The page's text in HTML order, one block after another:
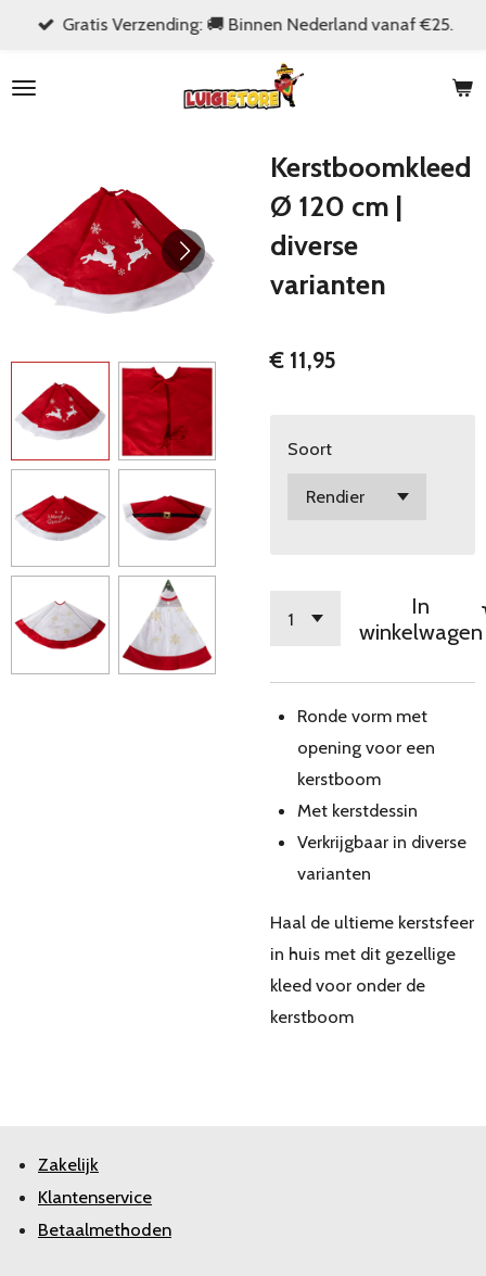
naar
Gratis Verzending: 🚚 Binnen Nederland vanaf €25.
Kerstboomkleed
Ø 120 cm |
diverse
varianten
€ 11,95
Soort
In
winkelwagen
Ronde vorm met
opening voor een
kerstboom
Met kerstdessin
Verkrijgbaar in diverse
varianten
Haal de ultieme kerstsfeer
in huis met dit gezellige
kleed voor onder de
kerstboom
Zakelijk
Klantenservice
Betaalmethoden